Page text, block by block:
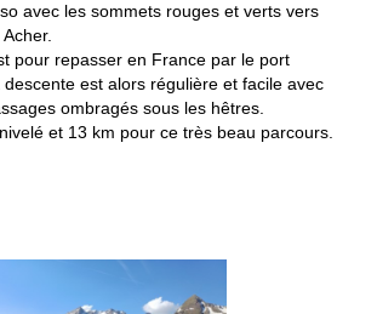
avec les sommets rouges et verts vers
pour repasser en France par le port
descente est alors régulière et facile avec
ombragés sous les hêtres.
et 13 km pour ce très beau parcours.